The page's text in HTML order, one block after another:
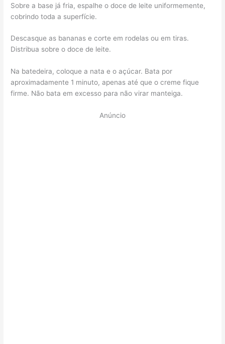
Sobre a base já fria, espalhe o doce de leite uniformemente,
cobrindo toda a superfície.
Descasque as bananas e corte em rodelas ou em tiras.
Distribua sobre o doce de leite.
Na batedeira, coloque a nata e o açúcar. Bata por
aproximadamente 1 minuto, apenas até que o creme fique
firme. Não bata em excesso para não virar manteiga.
Anúncio